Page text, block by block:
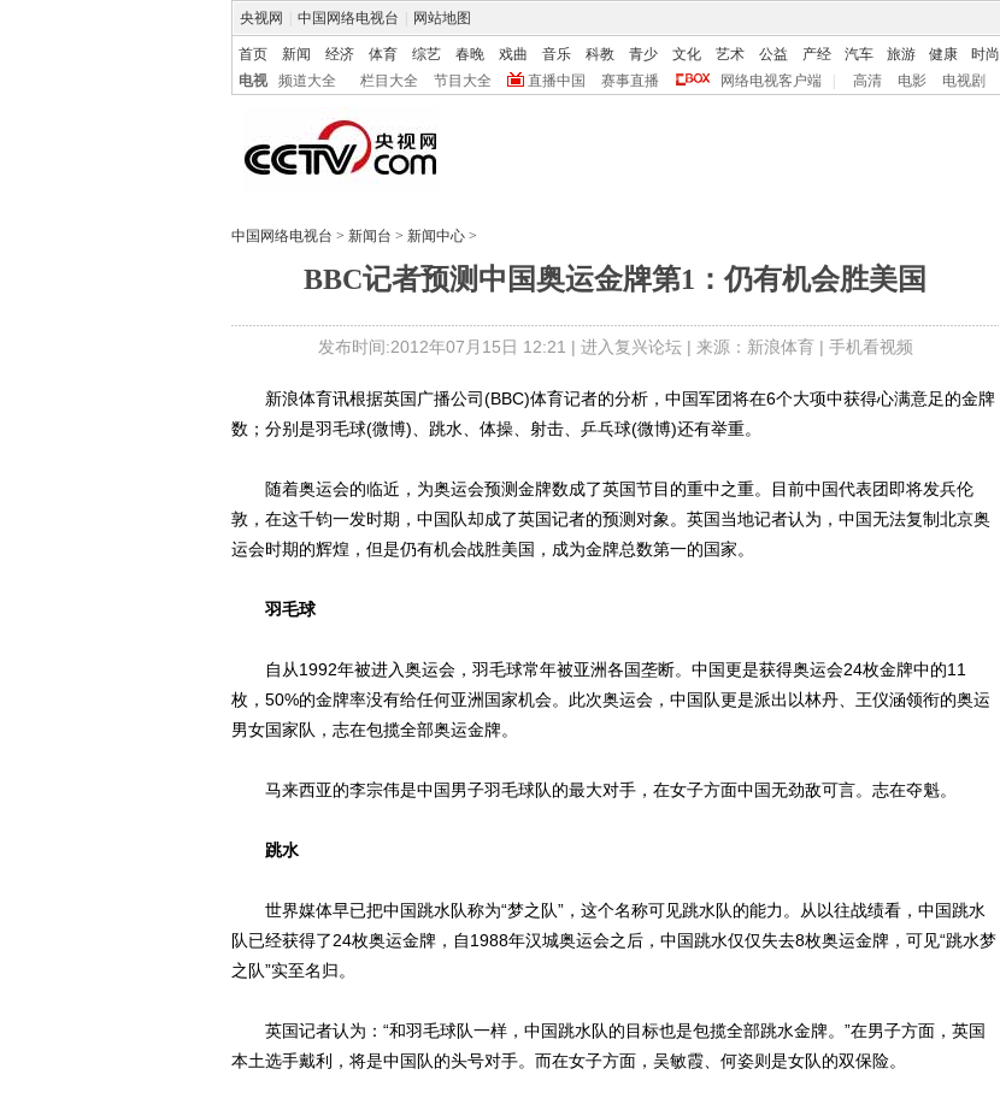
央视网 中国网络电视台 网站地图
首页 新闻 经济 体育 综艺 春晚 戏曲 音乐 科教 青少 文化 艺术 公益 产经 汽车 旅游 健康 时尚
电视
频道大全 栏目大全 节目大全 直播中国 赛事直播 网络电视客户端 高清 电影 电视剧
中国网络电视台 > 新闻台 > 新闻中心 >
BBC记者预测中国奥运金牌第1：仍有机会胜美国
发布时间:2012年07月15日 12:21 | 进入复兴论坛| 来源：新浪体育 | 手机看视频
新浪体育讯根据英国广播公司(BBC)体育记者的分析，中国军团将在6个大项中获得心满意足的金牌
数；分别是羽毛球(微博)、跳水、体操、射击、乒乓球(微博)还有举重。
随着奥运会的临近，为奥运会预测金牌数成了英国节目的重中之重。目前中国代表团即将发兵伦
敦，在这千钧一发时期，中国队却成了英国记者的预测对象。英国当地记者认为，中国无法复制北京奥
运会时期的辉煌，但是仍有机会战胜美国，成为金牌总数第一的国家。
羽毛球
自从1992年被进入奥运会，羽毛球常年被亚洲各国垄断。中国更是获得奥运会24枚金牌中的11
枚，50%的金牌率没有给任何亚洲国家机会。此次奥运会，中国队更是派出以林丹、王仪涵领衔的奥运
男女国家队，志在包揽全部奥运金牌。
马来西亚的李宗伟是中国男子羽毛球队的最大对手，在女子方面中国无劲敌可言。志在夺魁。
跳水
世界媒体早已把中国跳水队称为“梦之队”，这个名称可见跳水队的能力。从以往战绩看，中国跳水
队已经获得了24枚奥运金牌，自1988年汉城奥运会之后，中国跳水仅仅失去8枚奥运金牌，可见“跳水梦
之队”实至名归。
英国记者认为：“和羽毛球队一样，中国跳水队的目标也是包揽全部跳水金牌。”在男子方面，英国
本土选手戴利，将是中国队的头号对手。而在女子方面，吴敏霞、何姿则是女队的双保险。